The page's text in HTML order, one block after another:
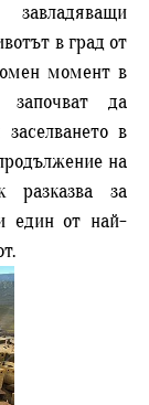
в град от
момент в
започват да
в
на
разказва за
един от най-